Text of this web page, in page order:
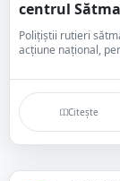
centrul
Polițiștii rutieri
acțiune național,
Citește